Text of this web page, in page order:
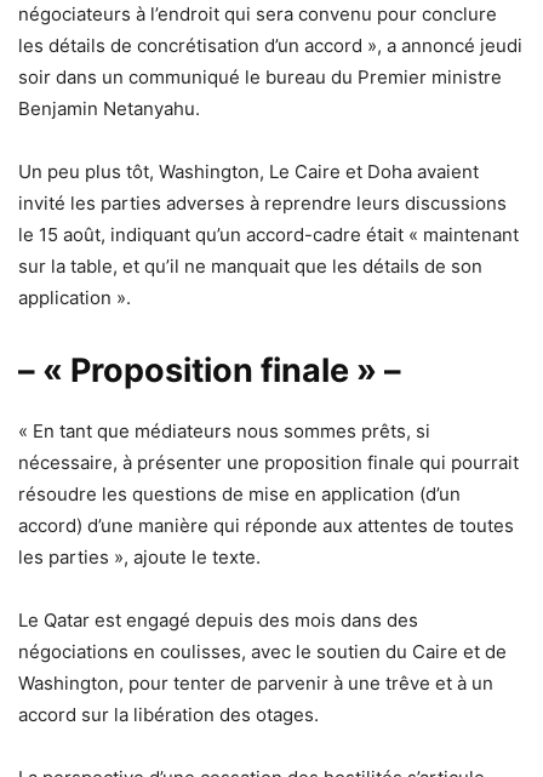
négociateurs à l’endroit qui sera convenu pour conclure
les détails de concrétisation d’un accord », a annoncé jeudi
soir dans un communiqué le bureau du Premier ministre
Benjamin Netanyahu.
Un peu plus tôt, Washington, Le Caire et Doha avaient
invité les parties adverses à reprendre leurs discussions
le 15 août, indiquant qu’un accord-cadre était « maintenant
sur la table, et qu’il ne manquait que les détails de son
application ».
– « Proposition finale » –
« En tant que médiateurs nous sommes prêts, si
nécessaire, à présenter une proposition finale qui pourrait
résoudre les questions de mise en application (d’un
accord) d’une manière qui réponde aux attentes de toutes
les parties », ajoute le texte.
Le Qatar est engagé depuis des mois dans des
négociations en coulisses, avec le soutien du Caire et de
Washington, pour tenter de parvenir à une trêve et à un
accord sur la libération des otages.